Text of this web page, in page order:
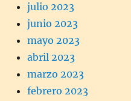
julio 2023
junio 2023
mayo 2023
abril 2023
marzo 2023
febrero 2023